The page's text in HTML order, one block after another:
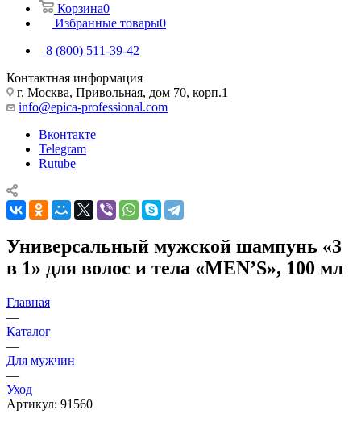
Корзина0
Избранные товары0
8 (800) 511-39-42
Контактная информация
г. Москва, Привольная, дом 70, корп.1
info@epica-professional.com
Вконтакте
Telegram
Rutube
Универсальный мужской шампунь «3
в 1» для волос и тела «MEN’S», 100 мл
Главная
—
Каталог
—
Для мужчин
—
Уход
Артикул: 91560